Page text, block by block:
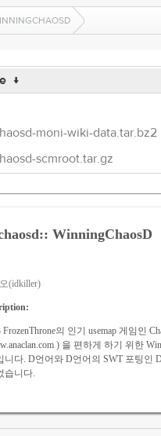
↓
moni-wiki-data.tar.bz2
scmroot.tar.gz
WinningChaosD
(idkiller)
FrozenThrone의 인기 usemap 게임인
) 을 편하게 하기 위한
니다. D언어와 D언어의 SWT 포팅인
습니다.